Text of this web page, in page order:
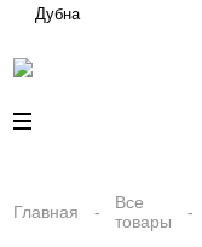
Дубна
Главная
Все
товары